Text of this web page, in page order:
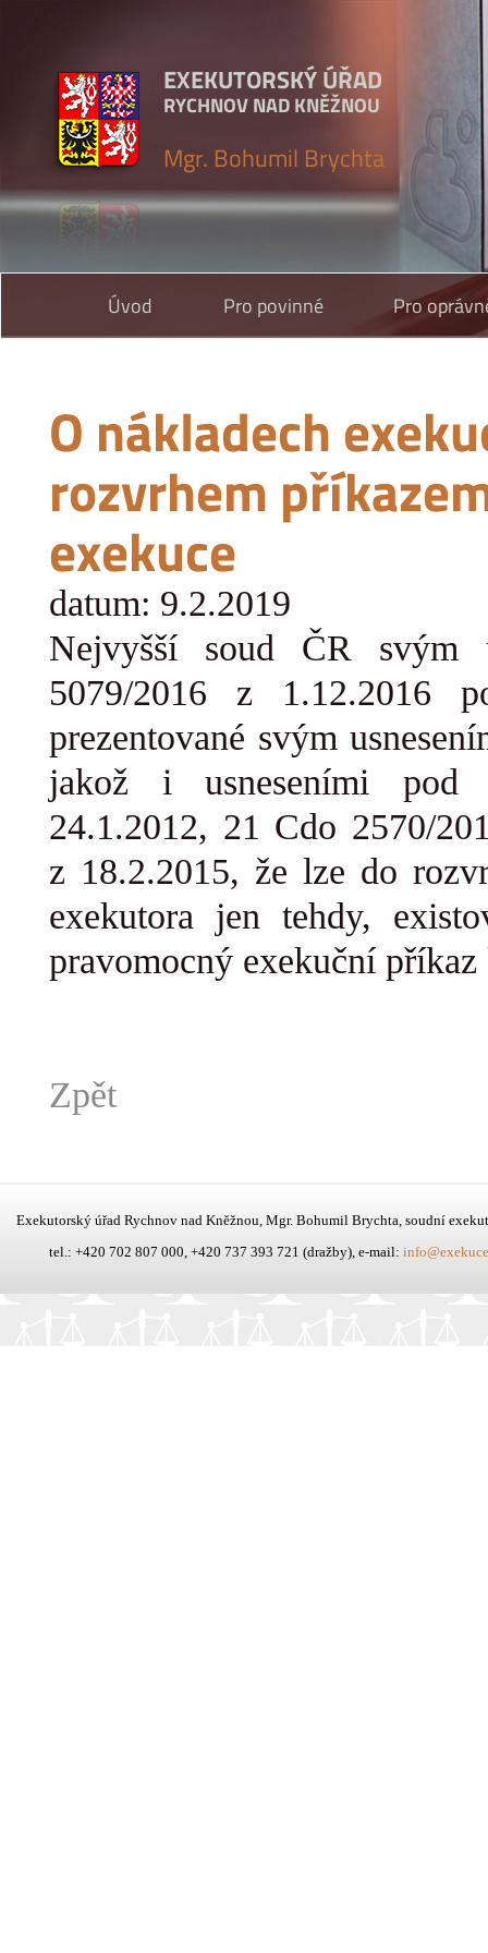
EXEKUTORSKÝ ÚŘAD
RYCHNOV NAD KNĚŽNOU
Mgr. Bohumil Brychta
Úvod Pro povinné Pro
O nákladech
rozvrhem
exekuce
datum: 9.2.2019
Nejvyšší soud ČR
5079/2016 z 1.12.2016
prezentované svým
jakož iusneseními
24.1.2012, 21 Cdo 2570/
z 18.2.2015, že lze do
exekutora jen tehdy,
pravomocný exekuční
Zpět
Exekutorský úřad Rychnov nad Kněžnou, Mgr. Bohumil Brychta, soudní
tel.: +420 702 807 000, +420 737 393 721 (dražby), e-mail: